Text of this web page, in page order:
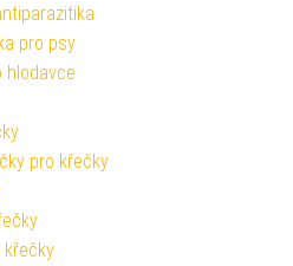
pro psy
hlodavce
pro křečky
křečky